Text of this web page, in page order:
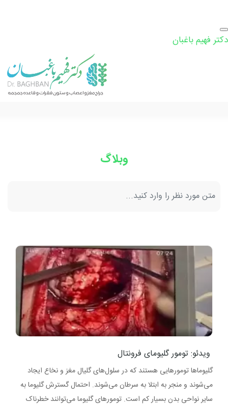
دکتر فهیم باغبان
وبلاگ
ویدئو: تومور گلیومای فرونتال
گلیوماها تومورهایی هستند که در سلول‌های گلیال مغز و نخاع ایجاد
می‌شوند و منجر به ابتلا به سرطان می‌شوند. احتمال گسترش گلیوما به
سایر نواحی بدن بسیار کم است. تومورهای گلیوما می‌توانند خطرناک